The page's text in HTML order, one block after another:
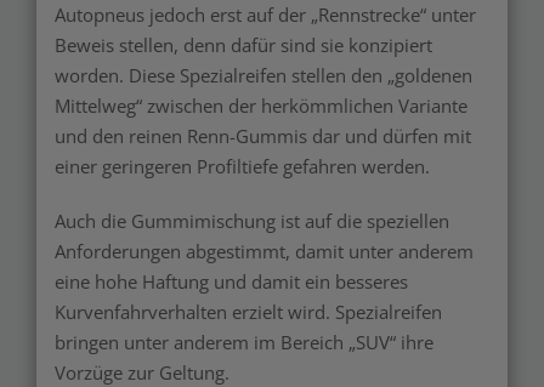
Autopneus jedoch erst auf der „Rennstrecke“ unter
Beweis stellen, denn dafür sind sie konzipiert
worden. Diese Spezialreifen stellen den „goldenen
Mittelweg“ zwischen der herkömmlichen Variante
und den reinen Renn-Gummis dar und dürfen mit
einer geringeren Profiltiefe gefahren werden.
Auch die Gummimischung ist auf die speziellen
Anforderungen abgestimmt, damit unter anderem
eine hohe Haftung und damit ein besseres
Kurvenfahrverhalten erzielt wird. Spezialreifen
bringen unter anderem im Bereich „SUV“ ihre
Vorzüge zur Geltung.